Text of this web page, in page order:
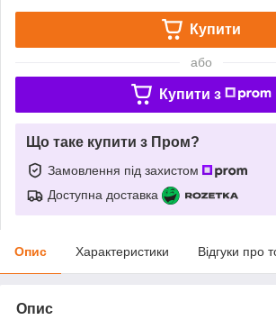
Купити
або
Купити з
Що таке купити з Пром?
Замовлення під захистом
Доступна доставка
Опис Характеристики Відгуки про
Опис